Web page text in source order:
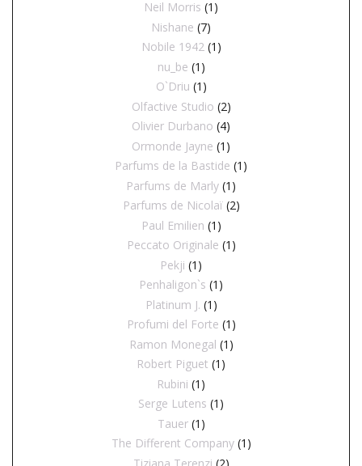
Neil Morris (1)
Nishane (7)
Nobile 1942 (1)
nu_be (1)
O`Driu (1)
Olfactive Studio (2)
Olivier Durbano (4)
Ormonde Jayne (1)
Parfums de la Bastide (1)
Parfums de Marly (1)
Parfums de Nicolaï (2)
Paul Emilien (1)
Peccato Originale (1)
Pekji (1)
Penhaligon`s (1)
Platinum J. (1)
Profumi del Forte (1)
Ramon Monegal (1)
Robert Piguet (1)
Rubini (1)
Serge Lutens (1)
Tauer (1)
The Different Company (1)